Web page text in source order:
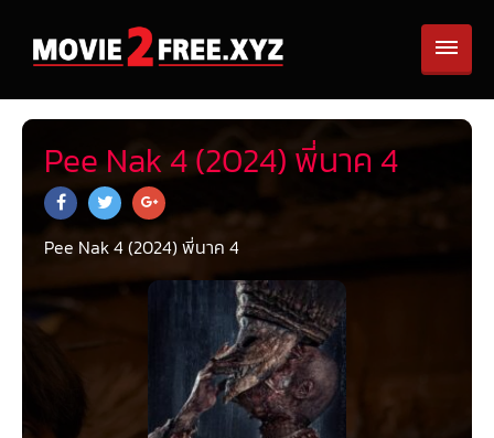
Pee Nak 4 (2024) พี่นาค 4
Pee Nak 4 (2024) พี่นาค 4